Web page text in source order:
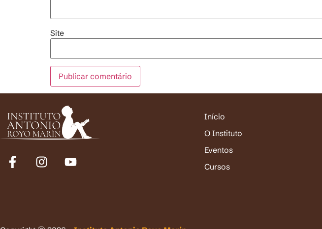
Site
Início
O Instituto
Eventos
Cursos